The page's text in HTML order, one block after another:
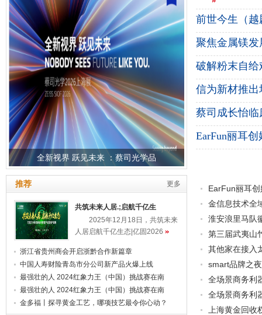
全新视界 跃见未来 ：蔡司光学品
前世今生（越
聚焦金属镁
破解粉末自
信为新材推
蔡司成长怡
EarFun丽耳
推荐 更多
共筑未来人居.;启航千亿生
2025年12月18日，共筑未来
人居启航千亿生态|亿固2026
浙江省贵州商会开启浙黔合作新篇章
中国人寿财险青岛市分公司新产品火爆上线
最强壮的人 2024红象力王（中国）挑战赛在南
最强壮的人 2024红象力王（中国）挑战赛在南
金多福丨探寻黄金工艺，哪项技艺最令你心动？
EarFun丽耳
金信息技术全
淮安浪里马队
第三届武夷山
其他家在接入
smart品牌之
全场景商务利
全场景商务利
上海黄金回